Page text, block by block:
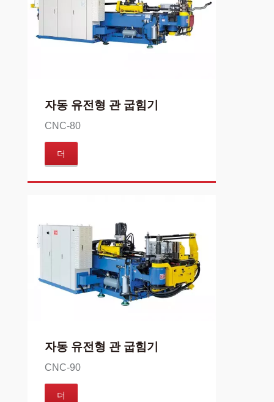
자동 유전형 관 굽힘기
CNC-80
더
자동 유전형 관 굽힘기
CNC-90
더